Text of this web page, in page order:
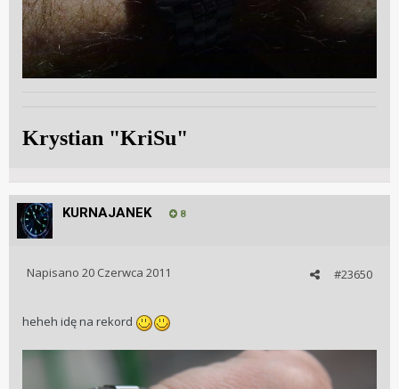
Krystian "KriSu"
KURNAJANEK 8
#23650
Napisano 20 Czerwca 2011
heheh idę na rekord